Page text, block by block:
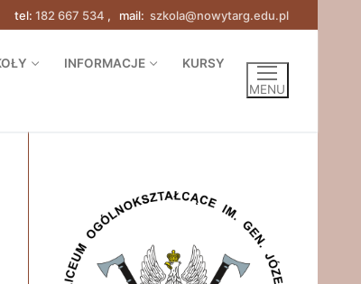
tel: 182 667 534 , mail: szkola@nowytarg.edu.pl
INFORMACJE KURSY
MENU